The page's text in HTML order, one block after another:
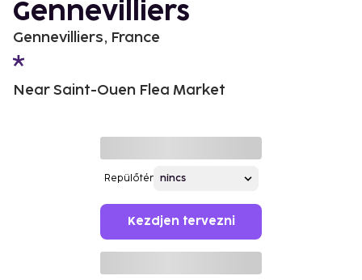
Gennevilliers
Gennevilliers, France
Near Saint-Ouen Flea Market
Repülőtér
Kezdjen tervezni